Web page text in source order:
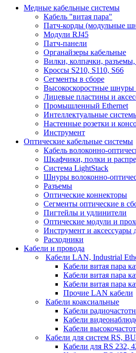
Медные кабельные системы
Кабель "витая пара"
Патч-корды (модульные
Модули RJ45
Патч-панели
Органайзеры кабельные
Вилки, колпачки, разъемы,
Кроссы S210, S110, S66
Сегменты в сборе
Высокоскоростные шнуры
Лицевые пластины и
Промышленный Ethernet
Интеллектуальные
Настенные розетки и
Инструмент
Оптические кабельные системы
Кабель волоконно-
Шкафчики, полки и
Система LightStack
Шнуры волоконно-
Разъемы
Оптические коннекторы
Сегменты оптические в
Пигтейлы и удлинители
Оптические модули и
Инструмент и аксессуары
Расходники
Кабели и провода
Кабели LAN, Industrial
Кабели витая пара
Кабели витая пара
Кабели витая пара
Прочие LAN кабели
Кабели коаксиальные
Кабели
Кабели
Кабели
Кабели для систем RS,
Кабели для RS 232,